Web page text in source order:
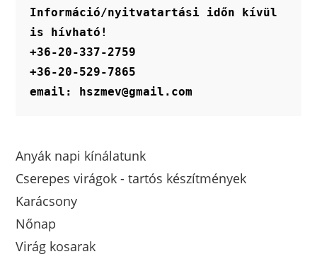
Információ/nyitvatartási időn kívül
is hívható!
+36-20-337-2759
+36-20-529-7865
email: hszmev@gmail.com
Anyák napi kínálatunk
Cserepes virágok - tartós készítmények
Karácsony
Nőnap
Virág kosarak